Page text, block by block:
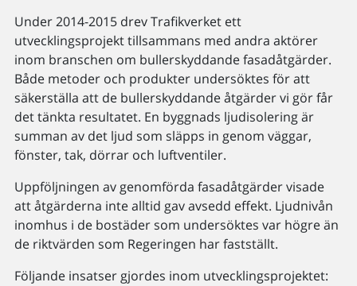
Under 2014-2015 drev Trafikverket ett
utvecklingsprojekt tillsammans med andra aktörer
inom branschen om bullerskyddande fasadåtgärder.
Både metoder och produkter undersöktes för att
säkerställa att de bullerskyddande åtgärder vi gör får
det tänkta resultatet. En byggnads ljudisolering är
summan av det ljud som släpps in genom väggar,
fönster, tak, dörrar och luftventiler.
Uppföljningen av genomförda fasadåtgärder visade
att åtgärderna inte alltid gav avsedd effekt. Ljudnivån
inomhus i de bostäder som undersöktes var högre än
de riktvärden som Regeringen har fastställt.
Följande insatser gjordes inom utvecklingsprojektet: